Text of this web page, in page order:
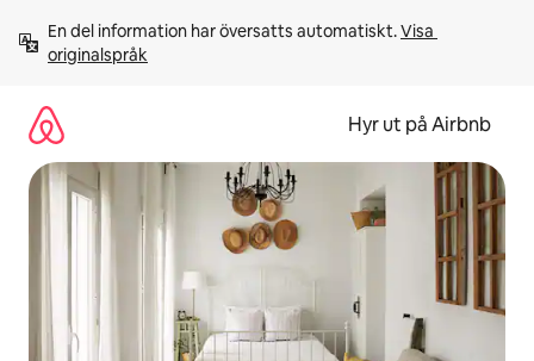
innehåll
En del information har översatts automatiskt. Visa
originalspråk
Hyr ut på Airbnb